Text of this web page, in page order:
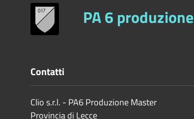
PA 6 produzione
Contatti
Clio s.r.l. - PA6 Produzione Master
Provincia di Lecce